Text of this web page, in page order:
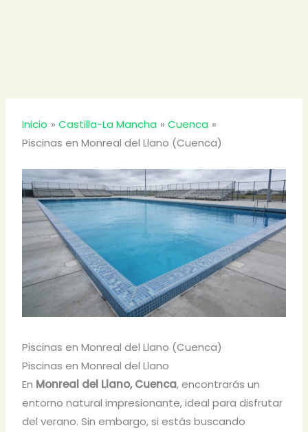
Inicio Castilla-La Mancha
Cuenca
Piscinas en Monreal del Llano (Cuenca)
Piscinas en Monreal del Llano (Cuenca)
Piscinas en Monreal del Llano
En Monreal del Llano, Cuenca, encontrarás un
entorno natural impresionante, ideal para disfrutar
del verano. Sin embargo, si estás buscando